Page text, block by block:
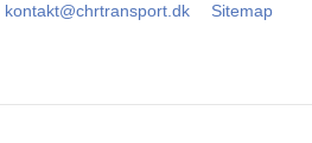
kontakt@chrtransport.dk Sitemap